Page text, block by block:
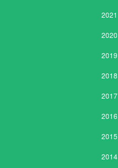
2021
2020
2019
2018
2017
2016
2015
2014